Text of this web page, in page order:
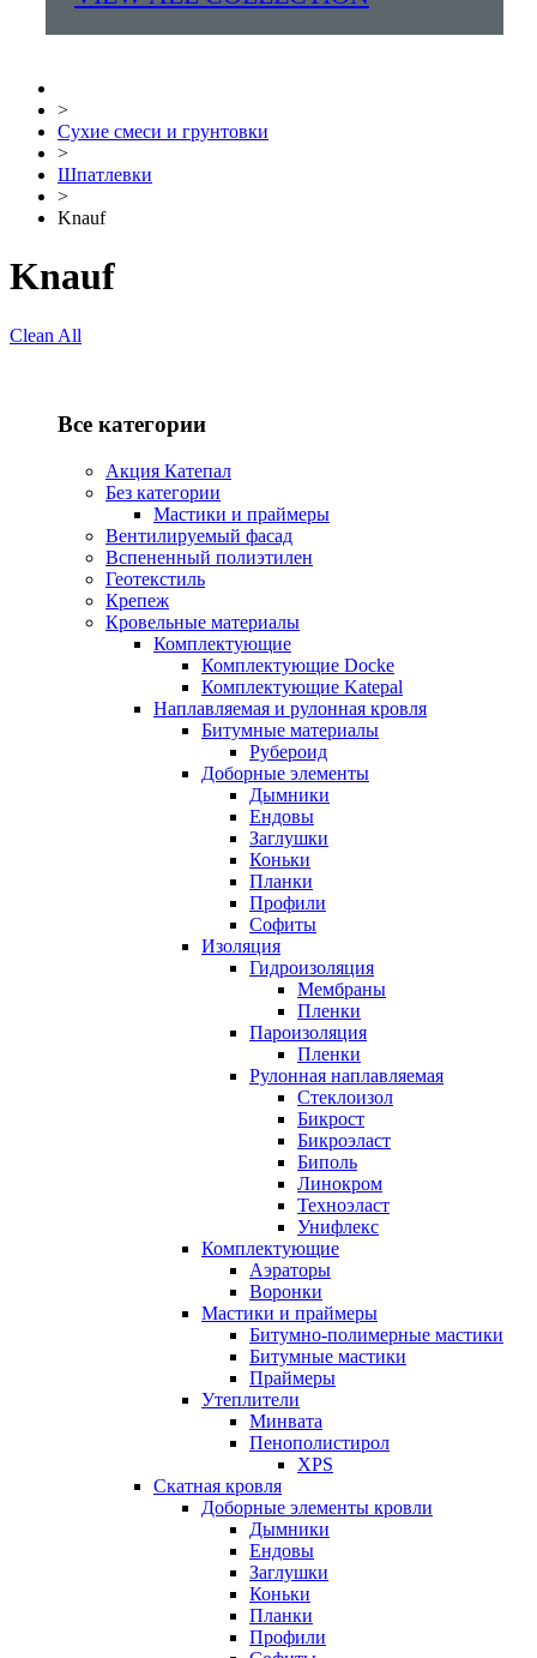
>
Сухие смеси и грунтовки
>
Шпатлевки
>
Knauf
Knauf
Clean All
Все категории
Акция Катепал
Без категории
Мастики и праймеры
Вентилируемый фасад
Вспененный полиэтилен
Геотекстиль
Крепеж
Кровельные материалы
Комплектующие
Комплектующие Docke
Комплектующие Katepal
Наплавляемая и рулонная кровля
Битумные материалы
Рубероид
Доборные элементы
Дымники
Ендовы
Заглушки
Коньки
Планки
Профили
Софиты
Изоляция
Гидроизоляция
Мембраны
Пленки
Пароизоляция
Пленки
Рулонная наплавляемая
Cтеклоизол
Бикрост
Бикроэласт
Биполь
Линокром
Техноэласт
Унифлекс
Комплектующие
Аэраторы
Воронки
Мастики и праймеры
Битумно-полимерные мастики
Битумные мастики
Праймеры
Утеплители
Минвата
Пенополистирол
XPS
Скатная кровля
Доборные элементы кровли
Дымники
Ендовы
Заглушки
Коньки
Планки
Профили